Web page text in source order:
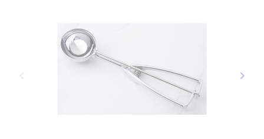
Précédent
keyboard_arrow_left keyboard_arrow_right